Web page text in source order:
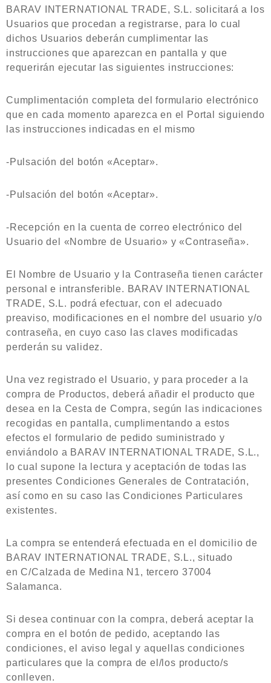
BARAV INTERNATIONAL TRADE, S.L. solicitará a los
Usuarios que procedan a registrarse, para lo cual
dichos Usuarios deberán cumplimentar las
instrucciones que aparezcan en pantalla y que
requerirán ejecutar las siguientes instrucciones:
Cumplimentación completa del formulario electrónico
que en cada momento aparezca en el Portal siguiendo
las instrucciones indicadas en el mismo
-Pulsación del botón «Aceptar».
-Pulsación del botón «Aceptar».
-Recepción en la cuenta de correo electrónico del
Usuario del «Nombre de Usuario» y «Contraseña».
El Nombre de Usuario y la Contraseña tienen carácter
personal e intransferible. BARAV INTERNATIONAL
TRADE, S.L. podrá efectuar, con el adecuado
preaviso, modificaciones en el nombre del usuario y/o
contraseña, en cuyo caso las claves modificadas
perderán su validez.
Una vez registrado el Usuario, y para proceder a la
compra de Productos, deberá añadir el producto que
desea en la Cesta de Compra, según las indicaciones
recogidas en pantalla, cumplimentando a estos
efectos el formulario de pedido suministrado y
enviándolo a BARAV INTERNATIONAL TRADE, S.L.,
lo cual supone la lectura y aceptación de todas las
presentes Condiciones Generales de Contratación,
así como en su caso las Condiciones Particulares
existentes.
La compra se entenderá efectuada en el domicilio de
BARAV INTERNATIONAL TRADE, S.L., situado
en C/Calzada de Medina N1, tercero 37004
Salamanca.
Si desea continuar con la compra, deberá aceptar la
compra en el botón de pedido, aceptando las
condiciones, el aviso legal y aquellas condiciones
particulares que la compra de el/los producto/s
conlleven.